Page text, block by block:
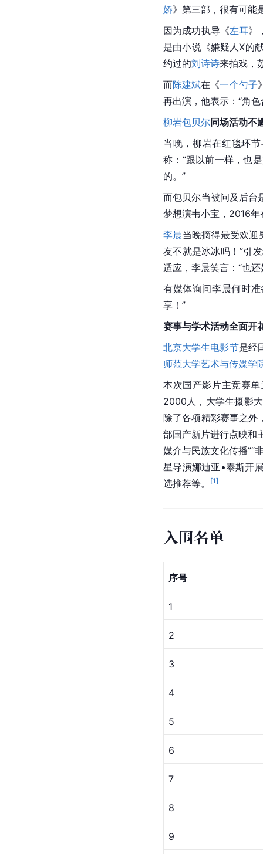
娇》第三部，很有可能
因为成功执导《左耳》
是由小说《嫌疑人X的
约过的刘诗诗来拍戏，
而陈建斌在《一个勺子
再出演，他表示：“角
柳岩包贝尔同场活动不
当晚，柳岩在红毯环
称：“跟以前一样，也
的。”
而包贝尔当被问及后台
梦想演韦小宝 ，2016
李晨当晚摘得最受欢迎
友不就是冰冰吗！”引
适应，李晨笑言：“也
有媒体询问李晨何时
享！”
赛事与学术活动全面开
北京大学生电影节是经
师范大学艺术与传媒学
本次国产影片主竞赛
2000人，大学生摄影
除了各项精彩赛事之外
部国产新片进行点映和
媒介与民族文化传播”“
星导演娜迪亚•泰斯开
选推荐等。
[1]
入围名单
序号
1
2
3
4
5
6
7
8
9